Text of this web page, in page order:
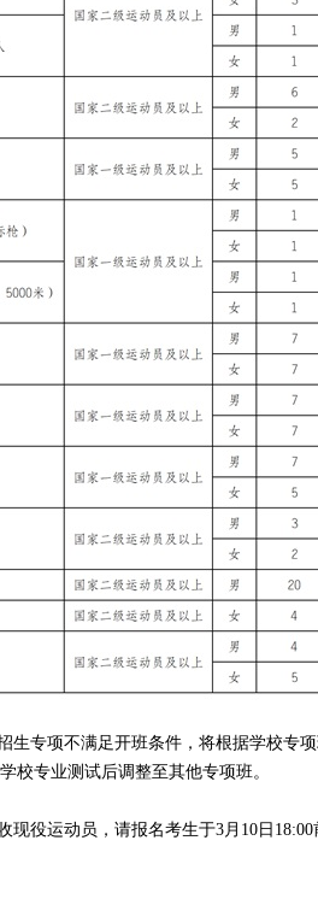
专项不满足开班条件，将根据学校专项
校专业测试后调整至其他专项班。
役运动员，请报名考生于3月10日18:00